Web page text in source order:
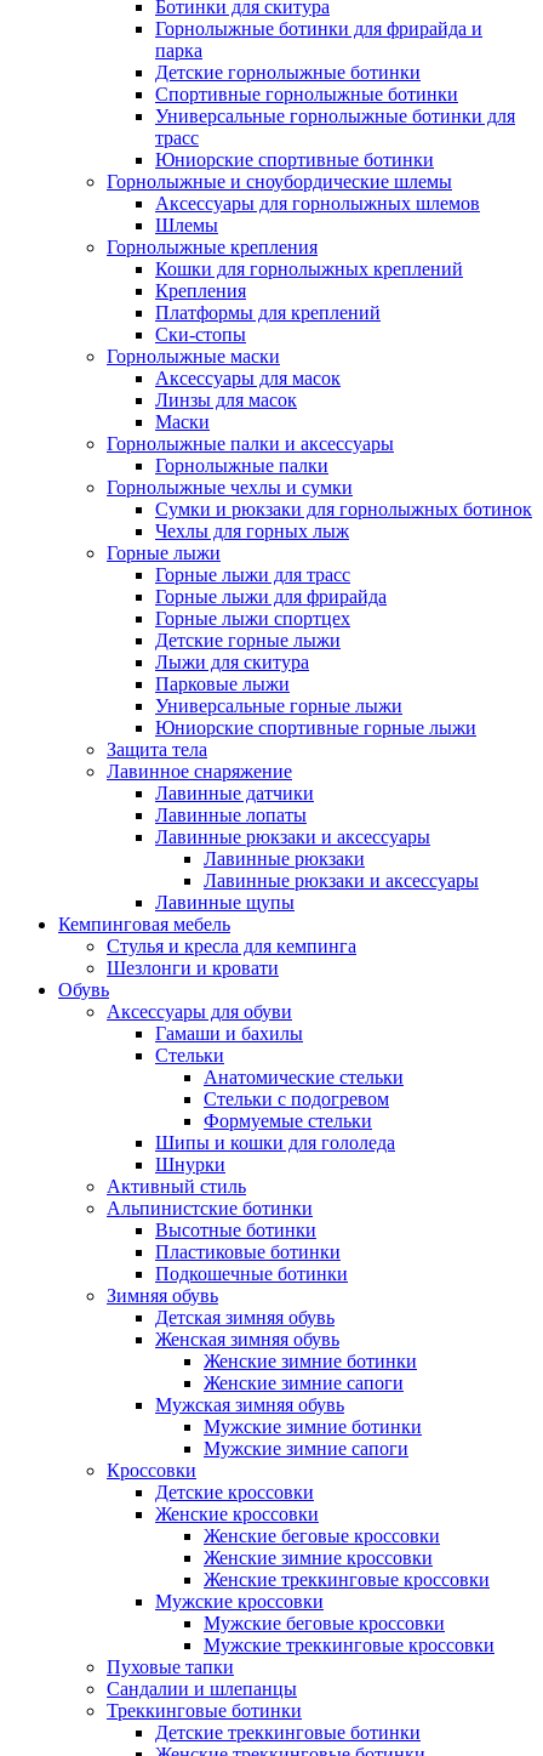
Ботинки для скитура
Горнолыжные ботинки для фрирайда и
парка
Детские горнолыжные ботинки
Спортивные горнолыжные ботинки
Универсальные горнолыжные ботинки для
трасс
Юниорские спортивные ботинки
Горнолыжные и сноубордические шлемы
Аксессуары для горнолыжных шлемов
Шлемы
Горнолыжные крепления
Кошки для горнолыжных креплений
Крепления
Платформы для креплений
Ски-стопы
Горнолыжные маски
Аксессуары для масок
Линзы для масок
Маски
Горнолыжные палки и аксессуары
Горнолыжные палки
Горнолыжные чехлы и сумки
Сумки и рюкзаки для горнолыжных ботинок
Чехлы для горных лыж
Горные лыжи
Горные лыжи для трасс
Горные лыжи для фрирайда
Горные лыжи спортцех
Детские горные лыжи
Лыжи для скитура
Парковые лыжи
Универсальные горные лыжи
Юниорские спортивные горные лыжи
Защита тела
Лавинное снаряжение
Лавинные датчики
Лавинные лопаты
Лавинные рюкзаки и аксессуары
Лавинные рюкзаки
Лавинные рюкзаки и аксессуары
Лавинные щупы
Кемпинговая мебель
Стулья и кресла для кемпинга
Шезлонги и кровати
Обувь
Аксессуары для обуви
Гамаши и бахилы
Стельки
Анатомические стельки
Стельки с подогревом
Формуемые стельки
Шипы и кошки для гололеда
Шнурки
Активный стиль
Альпинистские ботинки
Высотные ботинки
Пластиковые ботинки
Подкошечные ботинки
Зимняя обувь
Детская зимняя обувь
Женская зимняя обувь
Женские зимние ботинки
Женские зимние сапоги
Мужская зимняя обувь
Мужские зимние ботинки
Мужские зимние сапоги
Кроссовки
Детские кроссовки
Женские кроссовки
Женские беговые кроссовки
Женские зимние кроссовки
Женские треккинговые кроссовки
Мужские кроссовки
Мужские беговые кроссовки
Мужские треккинговые кроссовки
Пуховые тапки
Сандалии и шлепанцы
Треккинговые ботинки
Детские треккинговые ботинки